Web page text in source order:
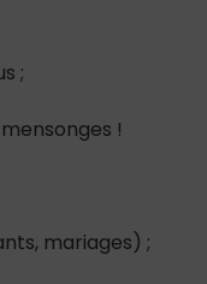
;
!
mariages) ;